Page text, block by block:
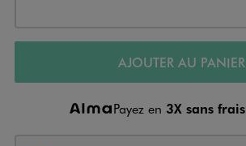
AJOUTER AU PANIER
Payez en 3X sans frais